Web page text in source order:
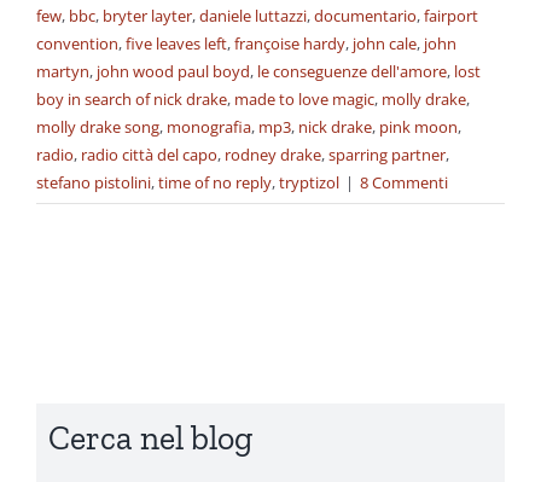
few, bbc, bryter layter,daniele luttazzi,documentario,fairport
convention,five leaves left,françoise hardy, john cale, john
martyn, john wood paul boyd, le conseguenze dell'amore, lost
boy in search of nick drake, made to love magic, molly drake,
molly drake song, monografia, mp3, nick drake, pink moon,
radio, radio città del capo, rodney drake,sparring partner,
stefano pistolini,time of no reply,tryptizol | 8 Commenti
Cerca nel blog